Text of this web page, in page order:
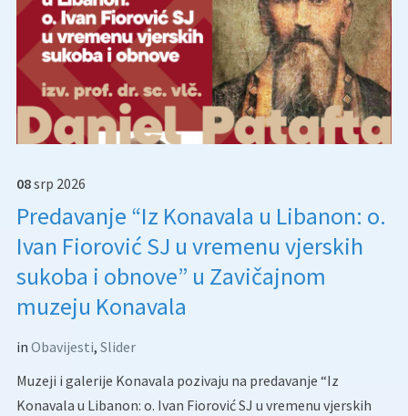
08srp 2026
Predavanje “Iz Konavala u Libanon: o.
Ivan Fiorović SJ u vremenu vjerskih
sukoba i obnove” u Zavičajnom
muzeju Konavala
in Obavijesti, Slider
Muzeji i galerije Konavala pozivaju na predavanje “Iz
Konavala u Libanon: o. Ivan Fiorović SJ u vremenu vjerskih